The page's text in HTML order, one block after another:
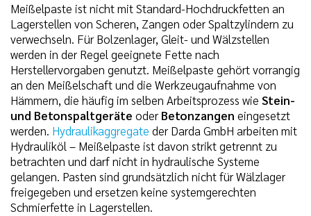
Meißelpaste ist nicht mit Standard-Hochdruckfetten an
Lagerstellen von Scheren, Zangen oder Spaltzylindern zu
verwechseln. Für Bolzenlager, Gleit- und Wälzstellen
werden in der Regel geeignete Fette nach
Herstellervorgaben genutzt. Meißelpaste gehört vorrangig
an den Meißelschaft und die Werkzeugaufnahme von
Hämmern, die häufig im selben Arbeitsprozess wie Stein-
und Betonspaltgeräte oder Betonzangen eingesetzt
werden. Hydraulikaggregate der Darda GmbH arbeiten mit
Hydrauliköl – Meißelpaste ist davon strikt getrennt zu
betrachten und darf nicht in hydraulische Systeme
gelangen. Pasten sind grundsätzlich nicht für Wälzlager
freigegeben und ersetzen keine systemgerechten
Schmierfette in Lagerstellen.